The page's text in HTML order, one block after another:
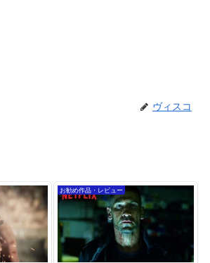
ヴィスコ
お勧め作品・レビュー